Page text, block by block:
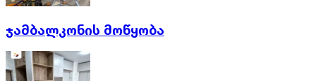
ჯამბალკონის მოწყობა